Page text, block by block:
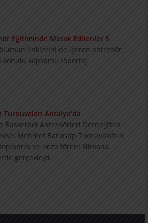
Eğitiminde Merak Edilenler 5
linklerini de içeren antrenör
konulu kapsamlı röportaj
Turnuvaları Antalya'da
Basketbol Antrenörleri Derneği’nin
Mehmet Baturalp Turnuvası’nın
ve imza töreni Nirvana
gerçekleşti.